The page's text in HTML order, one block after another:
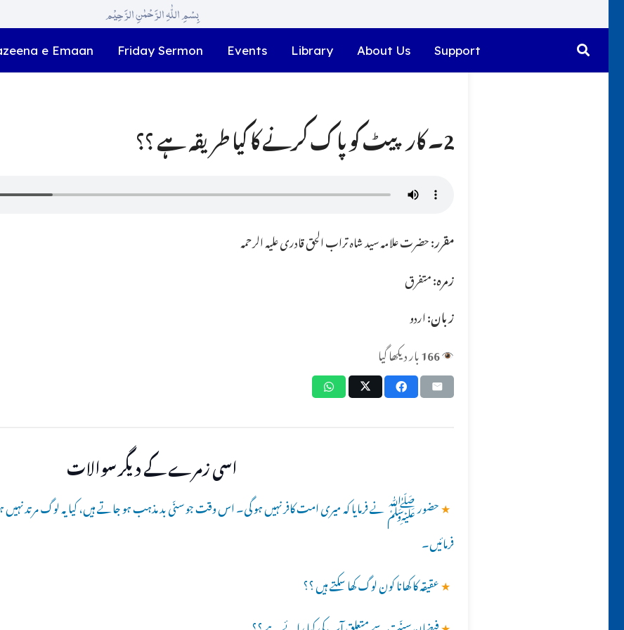
بِسْمِ اللّٰہِ الرَّحْمٰنِ الرَّحِیْم
e Emaan Friday Sermon Events Library About Us Support
2۔ کارپیٹ کو پا ک کرنے کا کیا طریقہ ہے ؟؟
مقرر:حضرت علامہ سید شاہ تراب الحق قادری علیہ الرحمہ
زمرہ:متفرق
زبان:اردو
166بار دیکھا گیا
اسی زمرے کے دیگر سوالات
★حضور ﷺ نے فرمایا کہ میری امت کافر نہیں ہو گی۔ اس وقت جو سنّی بد مذہب ہو جاتے ہیں، کیا یہ لوگ مرتد
فرمائیں۔
★عقیقہ کا کھانا کون لوگ کھا سکتے ہیں ؟؟